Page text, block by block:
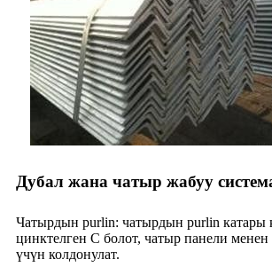
Дубал жана чатыр жабуу
Чатырдын purlin: чатырдын purlin катары
цинктелген C болот, чатыр панели
үчүн колдонулат.